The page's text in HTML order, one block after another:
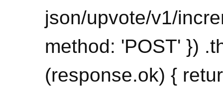
json/upvote/v1/
method: 'POST' })
(response.ok) {